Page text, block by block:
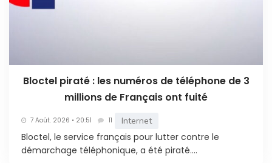
Bloctel piraté : les numéros de téléphone de 3
millions de Français ont fuité
7 Août. 2026 • 20:51 11 Internet
Bloctel, le service français pour lutter contre le
démarchage téléphonique, a été piraté....